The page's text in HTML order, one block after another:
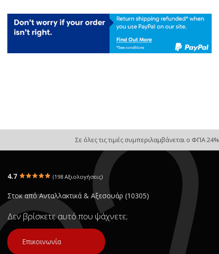
Σε όλες τις τιμές συμπεριλαμβάνεται ο ΦΠΑ 24%
4.7 (198 Αξιολογήσεις)
Στοκ από Ανταλλακτικά & Αξεσουάρ (10305)
Δεν βρίσκετε αυτό που ψάχνετε;
Επικοινωνία